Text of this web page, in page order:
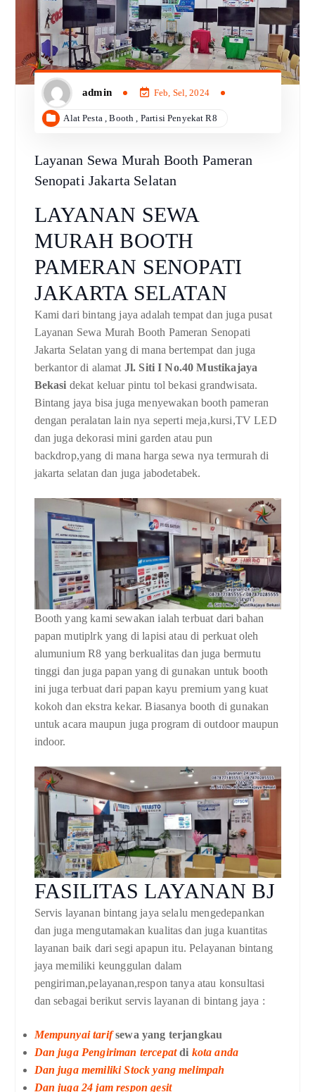
admin Feb, Sel, 2024
Alat Pesta ,Booth Partisi Penyekat R8
Layanan Sewa Murah Booth Pameran
Senopati Jakarta Selatan
LAYANAN SEWA
MURAH BOOTH
PAMERAN SENOPATI
JAKARTA SELATAN
Kami dari bintang jaya adalah tempat dan juga pusat
Layanan Sewa Murah Booth Pameran Senopati
Jakarta Selatan yang di mana bertempat dan juga
berkantor di alamat Jl. Siti I No.40 Mustikajaya
Bekasi dekat keluar pintu tol bekasi grandwisata.
Bintang jaya bisa juga menyewakan booth pameran
dengan peralatan lain nya seperti meja,kursi,TV LED
dan juga dekorasi mini garden atau pun
backdrop,yang di mana harga sewa nya termurah di
jakarta selatan dan juga jabodetabek.
Booth yang kami sewakan ialah terbuat dari bahan
papan mutiplrk yang di lapisi atau di perkuat oleh
alumunium R8 yang berkualitas dan juga bermutu
tinggi dan juga papan yang di gunakan untuk booth
ini juga terbuat dari papan kayu premium yang kuat
kokoh dan ekstra kekar. Biasanya booth di gunakan
untuk acara maupun juga program di outdoor maupun
indoor.
FASILITAS LAYANAN BJ
Servis layanan bintang jaya selalu mengedepankan
dan juga mengutamakan kualitas dan juga kuantitas
layanan baik dari segi apapun itu. Pelayanan bintang
jaya memiliki keunggulan dalam
pengiriman,pelayanan,respon tanya atau konsultasi
dan sebagai berikut servis layanan di bintang jaya :
Mempunyai tarifsewa yang terjangkau
Dan juga Pengiriman tercepat di kota anda
Dan juga memiliki Stock yang melimpah
Dan juga 24 jam respon gesit